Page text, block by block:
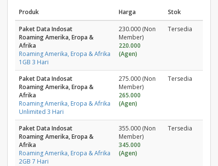
Produk Harga Stok
Paket Data Indosat
Roaming Amerika, Eropa &
Afrika
Roaming Amerika, Eropa & Afrika
1GB 3 Hari
230.000 (Non
Member)
220.000
(Agen)
Tersedia
Paket Data Indosat
Roaming Amerika, Eropa &
Afrika
Roaming Amerika, Eropa & Afrika
Unlimited 3 Hari
275.000 (Non
Member)
265.000
(Agen)
Tersedia
Paket Data Indosat
Roaming Amerika, Eropa &
Afrika
Roaming Amerika, Eropa & Afrika
2GB 7 Hari
355.000 (Non
Member)
345.000
(Agen)
Tersedia